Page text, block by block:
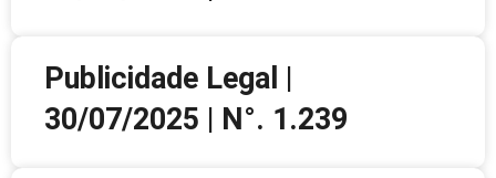
Publicidade Legal |
30/07/2025 | N°. 1.239